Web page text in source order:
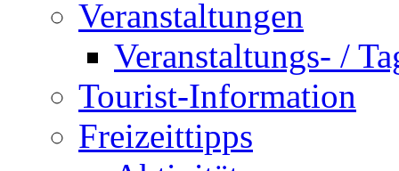
Veranstaltungen
Veranstaltungs- /
Tourist-Information
Freizeittipps